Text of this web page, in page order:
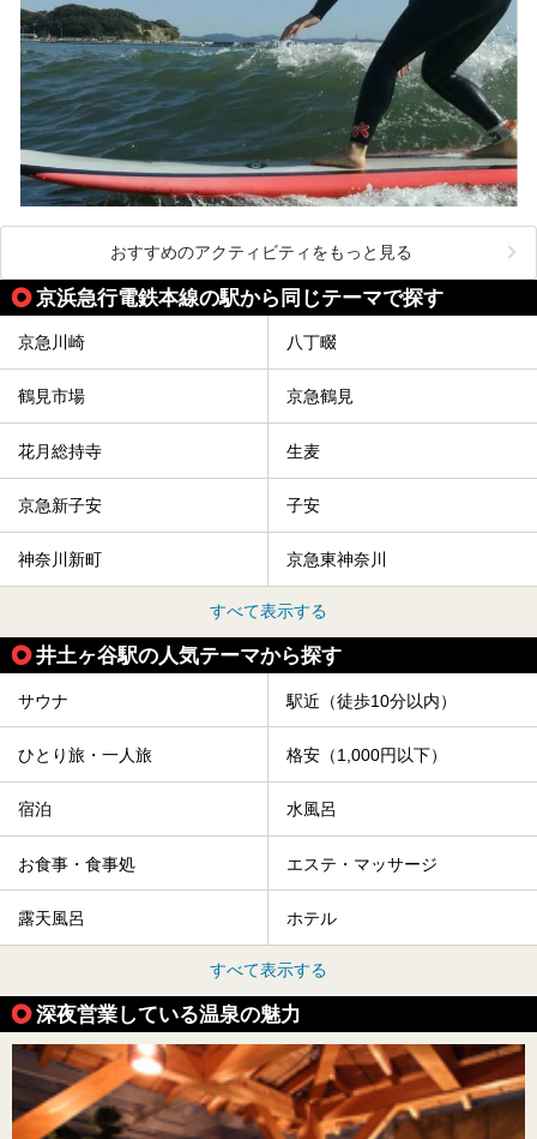
おすすめのアクティビティをもっと見る
京浜急行電鉄本線の駅から同じテーマで探す
京急川崎 八丁畷
鶴見市場 京急鶴見
花月総持寺 生麦
京急新子安 子安
神奈川新町 京急東神奈川
すべて表示する
井土ヶ谷駅の人気テーマから探す
サウナ 駅近（徒歩10分以内）
ひとり旅・一人旅 格安（1,000円以下）
宿泊 水風呂
お食事・食事処 エステ・マッサージ
露天風呂 ホテル
すべて表示する
深夜営業している温泉の魅力